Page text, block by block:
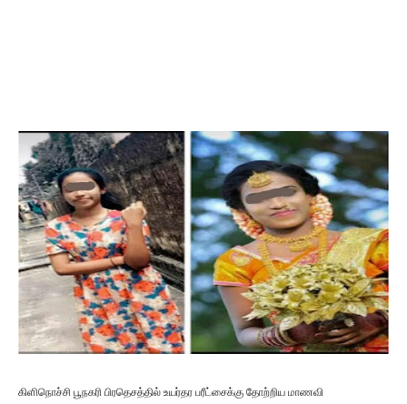
கிளிநொச்சி பூநகரி பிரதெசத்தில் உயர்தர பரீட்சைக்கு தோற்றிய மாணவி